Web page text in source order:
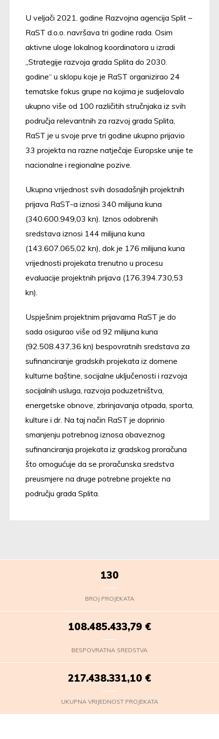
U veljači 2021. godine Razvojna agencija Split –
RaST d.o.o. navršava tri godine rada. Osim
aktivne uloge lokalnog koordinatora u izradi
„Strategije razvoja grada Splita do 2030.
godine“ u sklopu koje je RaST organizirao 24
tematske fokus grupe na kojima je sudjelovalo
ukupno više od 100 različitih stručnjaka iz svih
područja relevantnih za razvoj grada Splita,
RaST je u svoje prve tri godine ukupno prijavio
33 projekta na razne natječaje Europske unije te
nacionalne i regionalne pozive.
Ukupna vrijednost svih dosadašnjih projektnih
prijava RaST-a iznosi 340 milijuna kuna
(340.600.949,03 kn). Iznos odobrenih
sredstava iznosi 144 milijuna kuna
(143.607.065,02 kn), dok je 176 milijuna kuna
vrijednosti projekata trenutno u procesu
evaluacije projektnih prijava (176.394.730,53
kn).
Uspješnim projektnim prijavama RaST je do
sada osigurao više od 92 milijuna kuna
(92.508.437,36 kn) bespovratnih sredstava za
sufinanciranje gradskih projekata iz domene
kulturne baštine, socijalne uključenosti i razvoja
socijalnih usluga, razvoja poduzetništva,
energetske obnove, zbrinjavanja otpada, sporta,
kulture i dr. Na taj način RaST je doprinio
smanjenju potrebnog iznosa obaveznog
sufinanciranja projekata iz gradskog proračuna
što omogućuje da se proračunska sredstva
preusmjere na druge potrebne projekte na
području grada Splita.
130
BROJ PROJEKATA
108.485.435,67 €
BESPOVRATNA SREDSTVA
217.438.332,98 €
UKUPNA VRIJEDNOST PROJEKATA